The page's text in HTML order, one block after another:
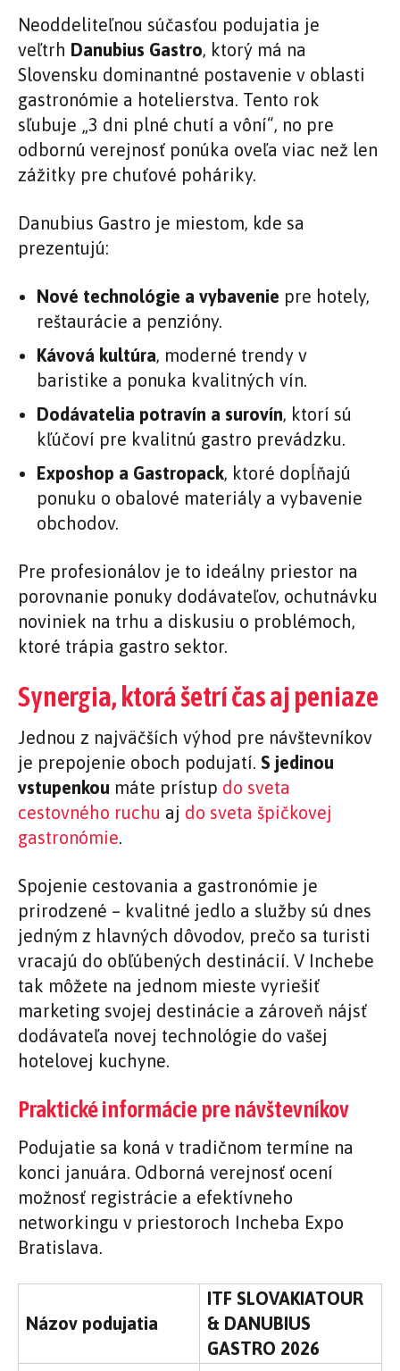
Neoddeliteľnou súčasťou podujatia je
veľtrh Danubius Gastro, ktorý má na
Slovensku dominantné postavenie v oblasti
gastronómie a hotelierstva. Tento rok
sľubuje „3 dni plné chutí a vôní“, no pre
odbornú verejnosť ponúka oveľa viac než len
zážitky pre chuťové poháriky.
Danubius Gastro je miestom, kde sa
prezentujú:
Nové technológie a vybavenie pre hotely,
reštaurácie a penzióny.
Kávová kultúra, moderné trendy v
baristike a ponuka kvalitných vín.
Dodávatelia potravín a surovín, ktorí sú
kľúčoví pre kvalitnú gastro prevádzku.
Exposhop a Gastropack, ktoré dopĺňajú
ponuku o obalové materiály a vybavenie
obchodov.
Pre profesionálov je to ideálny priestor na
porovnanie ponuky dodávateľov, ochutnávku
noviniek na trhu a diskusiu o problémoch,
ktoré trápia gastro sektor.
Synergia, ktorá šetrí čas aj peniaze
Jednou z najväčších výhod pre návštevníkov
je prepojenie oboch podujatí. S jedinou
vstupenkou máte prístup do sveta
cestovného ruchu aj do sveta špičkovej
gastronómie.
Spojenie cestovania a gastronómie je
prirodzené – kvalitné jedlo a služby sú dnes
jedným z hlavných dôvodov, prečo sa turisti
vracajú do obľúbených destinácií. V Inchebe
tak môžete na jednom mieste vyriešiť
marketing svojej destinácie a zároveň nájsť
dodávateľa novej technológie do vašej
hotelovej kuchyne.
Praktické informácie pre návštevníkov
Podujatie sa koná v tradičnom termíne na
konci januára. Odborná verejnosť ocení
možnosť registrácie a efektívneho
networkingu v priestoroch Incheba Expo
Bratislava.
Názov podujatia
ITF SLOVAKIATOUR
& DANUBIUS
GASTRO 2026